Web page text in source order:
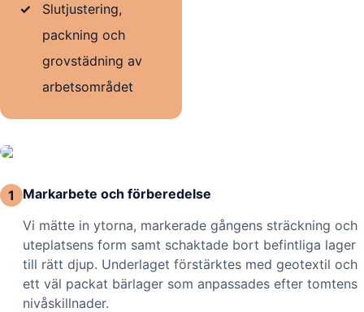
✓
Slutjustering,
packning och
grovstädning av
arbetsområdet
1
Markarbete och förberedelse
Vi mätte in ytorna, markerade gångens sträckning och
uteplatsens form samt schaktade bort befintliga lager
till rätt djup. Underlaget förstärktes med geotextil och
ett väl packat bärlager som anpassades efter tomtens
nivåskillnader.